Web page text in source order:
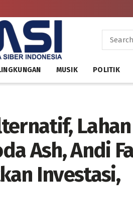
MUSIK POLITIK
Ash, Andi
Investasi,